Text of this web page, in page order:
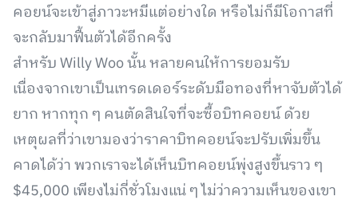
คอยน์จะเข้าสู่ภาวะหมีแต่อย่างใด หรือไม่ก็มีโอกาสที่
จะกลับมาฟื้นตัวได้อีกครั้ง
สำหรับ Willy Woo นั้น หลายคนให้การยอมรับ
เนื่องจากเขาเป็นเทรดเดอร์ระดับมือทองที่หาจับตัวได้
ยาก หากทุก ๆ คนตัดสินใจที่จะซื้อบิทคอยน์ ด้วย
เหตุผลที่ว่าเขามองว่าราคาบิทคอยน์จะปรับเพิ่มขึ้น
คาดได้ว่า พวกเราจะได้เห็นบิทคอยน์พุ่งสูงขึ้นราว ๆ
$45,000 เพียงไม่กี่ชั่วโมงแน่ ๆ ไม่ว่าความเห็นของเขา